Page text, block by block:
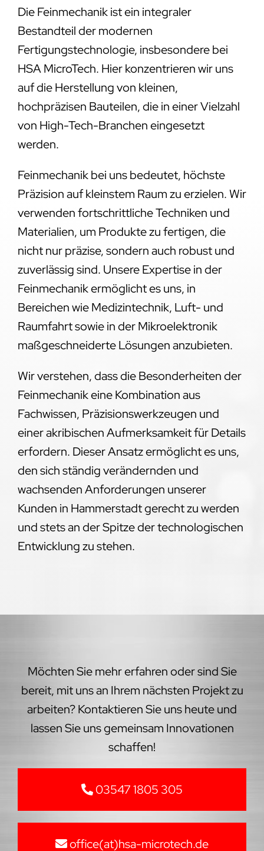
Die Feinmechanik ist ein integraler
Bestandteil der modernen
Fertigungstechnologie, insbesondere bei
HSA MicroTech. Hier konzentrieren wir uns
auf die Herstellung von kleinen,
hochpräzisen Bauteilen, die in einer Vielzahl
von High-Tech-Branchen eingesetzt
werden.
Feinmechanik bei uns bedeutet, höchste
Präzision auf kleinstem Raum zu erzielen. Wir
verwenden fortschrittliche Techniken und
Materialien, um Produkte zu fertigen, die
nicht nur präzise, sondern auch robust und
zuverlässig sind. Unsere Expertise in der
Feinmechanik ermöglicht es uns, in
Bereichen wie Medizintechnik, Luft- und
Raumfahrt sowie in der Mikroelektronik
maßgeschneiderte Lösungen anzubieten.
Wir verstehen, dass die Besonderheiten der
Feinmechanik eine Kombination aus
Fachwissen, Präzisionswerkzeugen und
einer akribischen Aufmerksamkeit für Details
erfordern. Dieser Ansatz ermöglicht es uns,
den sich ständig verändernden und
wachsenden Anforderungen unserer
Kunden in Hammerstadt gerecht zu werden
und stets an der Spitze der technologischen
Entwicklung zu stehen.
Möchten Sie mehr erfahren oder sind Sie
bereit, mit uns an Ihrem nächsten Projekt zu
arbeiten? Kontaktieren Sie uns heute und
lassen Sie uns gemeinsam Innovationen
schaffen!
03547 1805 305
office(at)hsa-microtech.de